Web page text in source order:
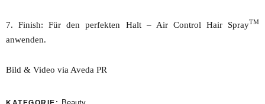
7. Finish: Für den perfekten Halt – Air Control Hair SprayTM
anwenden.
Bild & Video via Aveda PR